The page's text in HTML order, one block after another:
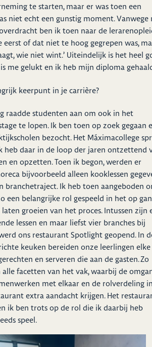
te starten, maar er was toen een
niet echt een gunstig moment. Vanwege
ben ik toen naar de
eerst of dat niet te hoog gegrepen was,
wie niet wint.’ Uiteindelijk is het heel
me gelukt en ik heb mijn diploma
keerpunt in je carrière?
raadde studenten aan om ook in het
te lopen. Ik ben toen op zoek gegaan
bezocht. Het Máximacollege
heb daar in de loop der jaren ontzettend
en opzetten. Toen ik begon, werden er
bijvoorbeeld alleen kooklessen
branchetraject. Ik heb toen aangeboden
een belangrijke rol gespeeld in het op
groeien van het proces. Intussen zijn
lessen en maar liefst vier branches bij
ons restaurant Spotlight geopend. In
keuken bereiden onze leerlingen elke
en serveren die aan de gasten. Zo
facetten van het vak, waarbij de
met elkaar en de rolverdeling
extra aandacht krijgen. Het
ik ben trots op de rol die ik daarbij heb
speel.